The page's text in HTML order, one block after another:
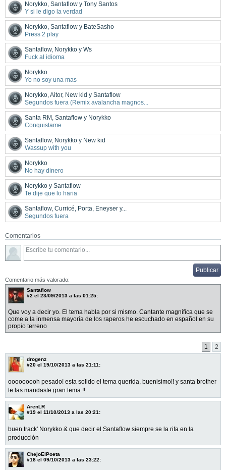
Norykko, Santaflow y Tony Santos
Y si le digo la verdad
Norykko, Santaflow y BateSasho
Press 2 play
Santaflow, Norykko y Ws
Fuck al idioma
Norykko
Yo no soy una mas
Norykko, Aitor, New kid y Santaflow
Segundos fuera (Remix avalancha magnos...
Santa RM, Santaflow y Norykko
Conquistame
Santaflow, Norykko y New kid
Wassup with you
Norykko
No hay dinero
Norykko y Santaflow
Te dije que lo haria
Santaflow, Curricé, Porta, Eneyser y...
Segundos fuera
Comentarios
Comentario más valorado:
Santaflow
#2 el 23/09/2013 a las 01:25:
Que voy a decir yo. El tema habla por si mismo. Cantante magnífica que se
come a la inmensa mayoría de los raperos he escuchado en español en su
propio terreno
1 2
drogenz
#20 el 19/10/2013 a las 21:11:
ooooooooh pesado! esta solido el tema querida, buenisimo!! y santa brother
te las mandaste gran tema !!
ArenLR
#19 el 11/10/2013 a las 20:21:
buen track' Norykko & que decir el Santaflow siempre se la rifa en la
producción
ChejoElPoeta
#18 el 09/10/2013 a las 23:22: